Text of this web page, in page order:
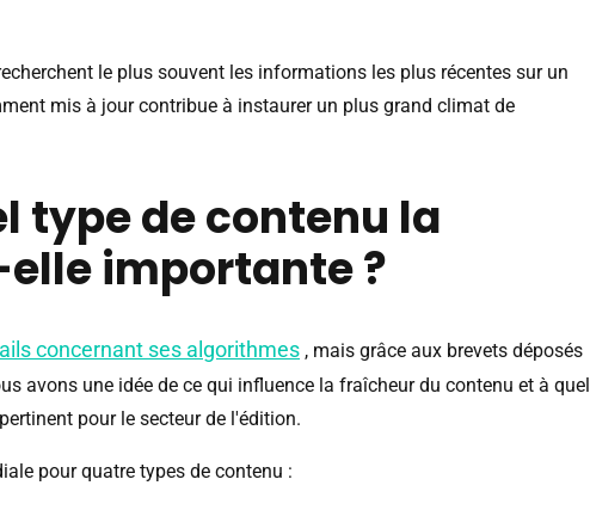
le plus souvent les informations les plus récentes sur un
mis à jour contribue à instaurer un plus grand climat de
type de contenu la
importante ?
concernant ses algorithmes , mais grâce aux brevets déposés
avons une idée de ce qui influence la fraîcheur du contenu et à quel
pour le secteur de l'édition.
pour quatre types de contenu :